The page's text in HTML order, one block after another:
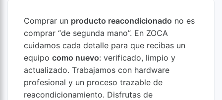
Comprar un producto reacondicionado no es
comprar “de segunda mano”. En ZOCA
cuidamos cada detalle para que recibas un
equipo como nuevo: verificado, limpio y
actualizado. Trabajamos con hardware
profesional y un proceso trazable de
reacondicionamiento. Disfrutas de